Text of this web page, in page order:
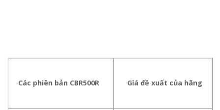
Các phiên bản CBR500R Giá đề xuất của hãng